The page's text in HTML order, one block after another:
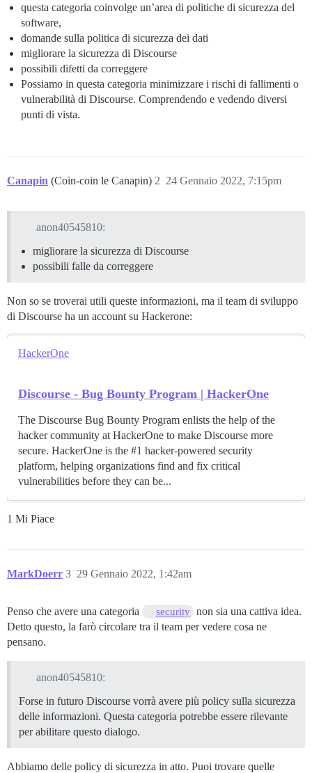
questa categoria coinvolge un’area di politiche di sicurezza del
software,
domande sulla politica di sicurezza dei dati
migliorare la sicurezza di Discourse
possibili difetti da correggere
Possiamo in questa categoria minimizzare i rischi di fallimenti o
vulnerabilità di Discourse. Comprendendo e vedendo diversi
punti di vista.
Canapin (Coin-coin le Canapin) 24 Gennaio 2022, 7:15pm
2
anon40545810:
migliorare la sicurezza di Discourse
possibili falle da correggere
Non so se troverai utili queste informazioni, ma il team di sviluppo
di Discourse ha un account su Hackerone:
HackerOne
Discourse - Bug Bounty Program | HackerOne
The Discourse Bug Bounty Program enlists the help of the
hacker community at HackerOne to make Discourse more
secure. HackerOne is the #1 hacker-powered security
platform, helping organizations find and fix critical
vulnerabilities before they can be...
1 Mi Piace
MarkDoerr 29 Gennaio 2022, 1:42am
3
Penso che avere una categoria security non sia una cattiva idea.
Detto questo, la farò circolare tra il team per vedere cosa ne
pensano.
anon40545810:
Forse in futuro Discourse vorrà avere più policy sulla sicurezza
delle informazioni. Questa categoria potrebbe essere rilevante
per abilitare questo dialogo.
Abbiamo delle policy di sicurezza in atto. Puoi trovare quelle